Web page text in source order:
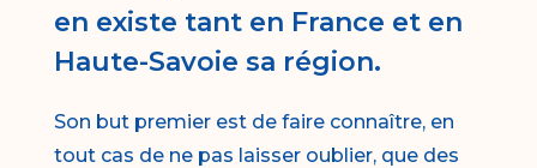
en existe tant en France et en
Haute-Savoie sa région.
Son but premier est de faire connaître, en
tout cas de ne pas laisser oublier, que des